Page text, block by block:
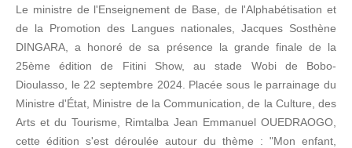
Le ministre de l'Enseignement de Base, de l'Alphabétisation et
de la Promotion des Langues nationales, Jacques Sosthène
DINGARA, a honoré de sa présence la grande finale de la
25ème édition de Fitini Show, au stade Wobi de Bobo-
Dioulasso, le 22 septembre 2024. Placée sous le parrainage du
Ministre d'État, Ministre de la Communication, de la Culture, des
Arts et du Tourisme, Rimtalba Jean Emmanuel OUEDRAOGO,
cette édition s'est déroulée autour du thème : "Mon enfant,